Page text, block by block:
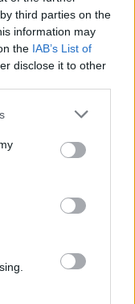
third parties on the
information may
the IAB’s List of
disclose it to other